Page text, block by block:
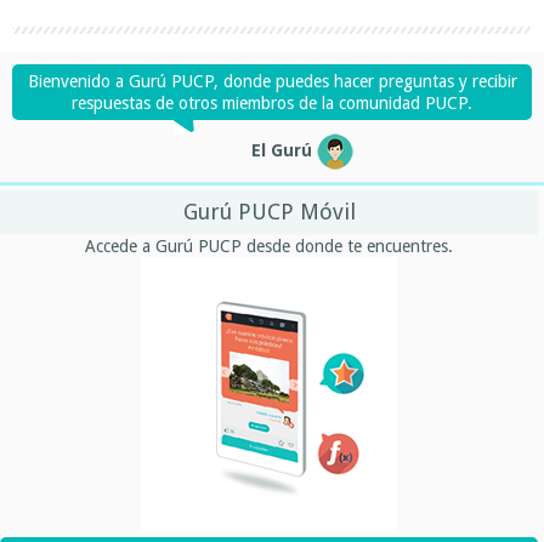
Bienvenido a Gurú PUCP, donde puedes hacer preguntas y recibir
respuestas de otros miembros de la comunidad PUCP.
El Gurú
Gurú PUCP Móvil
Accede a Gurú PUCP desde donde te encuentres.